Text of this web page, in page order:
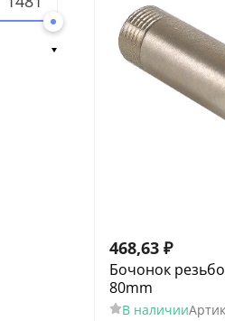
468,63 ₽
Бочонок
80mm
В наличии